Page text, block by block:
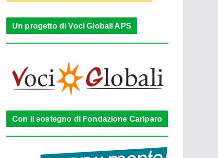
Un progetto di Voci Globali APS
Con il sostegno di Fondazione Cariparo